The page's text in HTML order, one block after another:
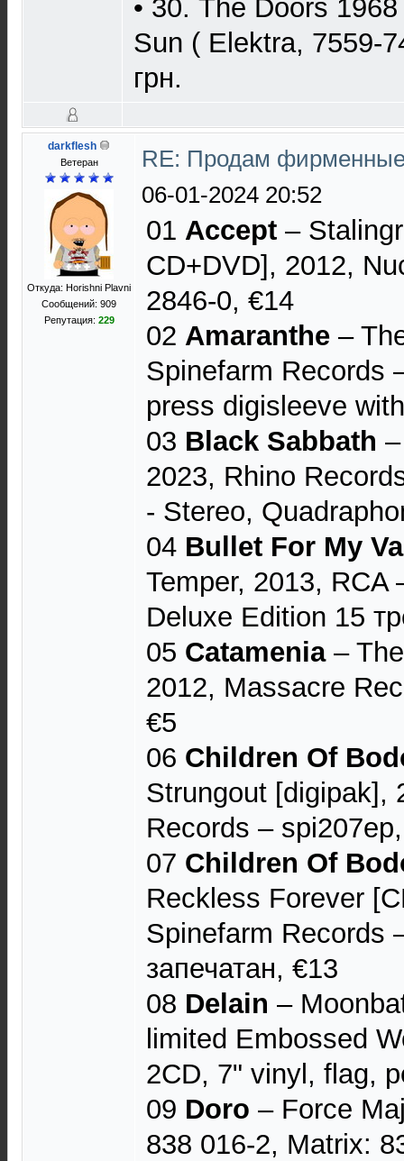
• 30. The Doors
Sun ( Elektra, 7559-
грн.
darkflesh
Ветеран
Откуда: Horishni Plavni
Сообщений: 909
Репутация: 229
RE: Продам
06-01-2024 20:52
01 Accept –
CD+DVD], 2012,
2846-0, €14
02 Amaranthe –
Spinefarm Records
press digisleeve
03 Black Sabbath
2023, Rhino
- Stereo,
04 Bullet For My
Temper, 2013, RCA
Deluxe Edition 15
05 Catamenia‎–
2012, Massacre
€5
06 Children Of
Strungout [digipak],
Records ‎–
07 Children Of
Reckless Forever
Spinefarm Records
запечатан, €13
08 Delain –
limited Embossed
2CD, 7" vinyl, flag,
09 Doro – Force
838 016-2, Matrix: